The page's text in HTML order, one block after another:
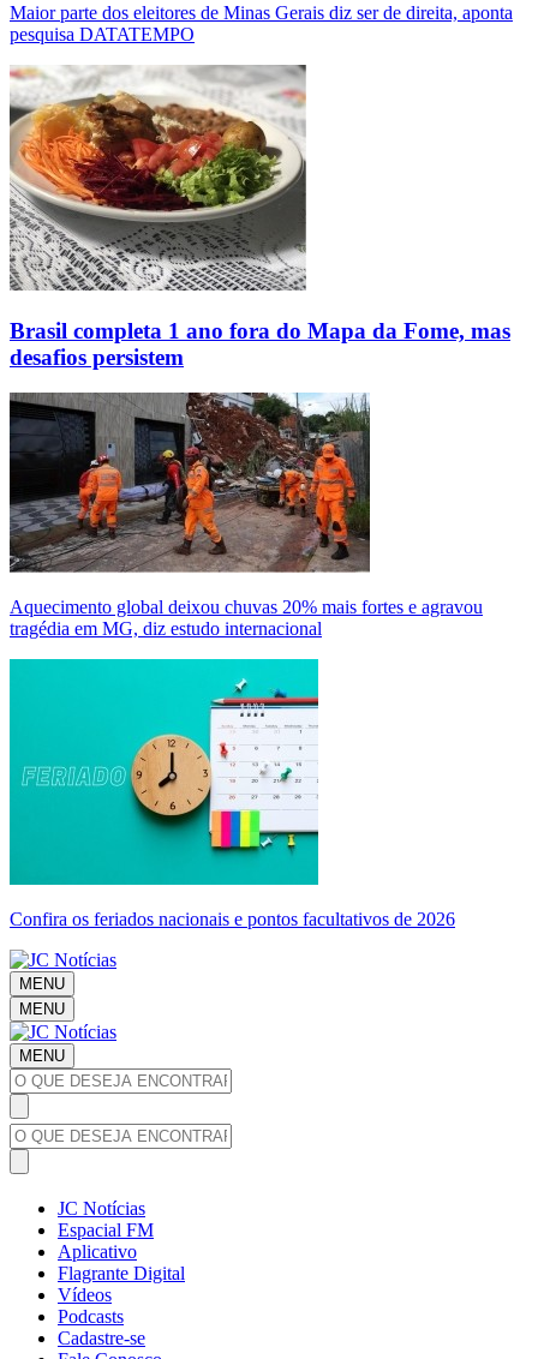
Maior parte dos eleitores de Minas Gerais diz ser de direita, aponta
pesquisa DATATEMPO
Brasil completa 1 ano fora do Mapa da Fome, mas
desafios persistem
Aquecimento global deixou chuvas 20% mais fortes e agravou
tragédia em MG, diz estudo internacional
Confira os feriados nacionais e pontos facultativos de 2026
MENU
MENU
MENU
JC Notícias
Espacial FM
Aplicativo
Flagrante Digital
Vídeos
Podcasts
Cadastre-se